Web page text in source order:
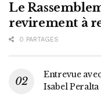
Le
revirement à
0 PARTAGES
Entrevue
Isabel Peralta